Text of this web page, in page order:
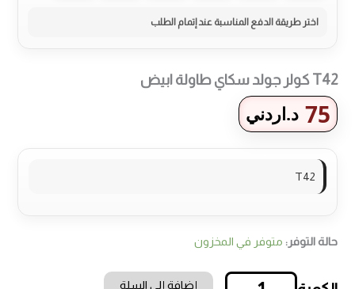
T42 كولر جولد سكاي طاولة ابيض
75 د.اردني
T42
حالة التوفر: متوفر في المخزون
إضافة إلى السلة